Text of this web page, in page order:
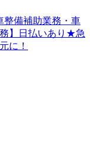
整備補助業務・車
】日払いあり★急
に！